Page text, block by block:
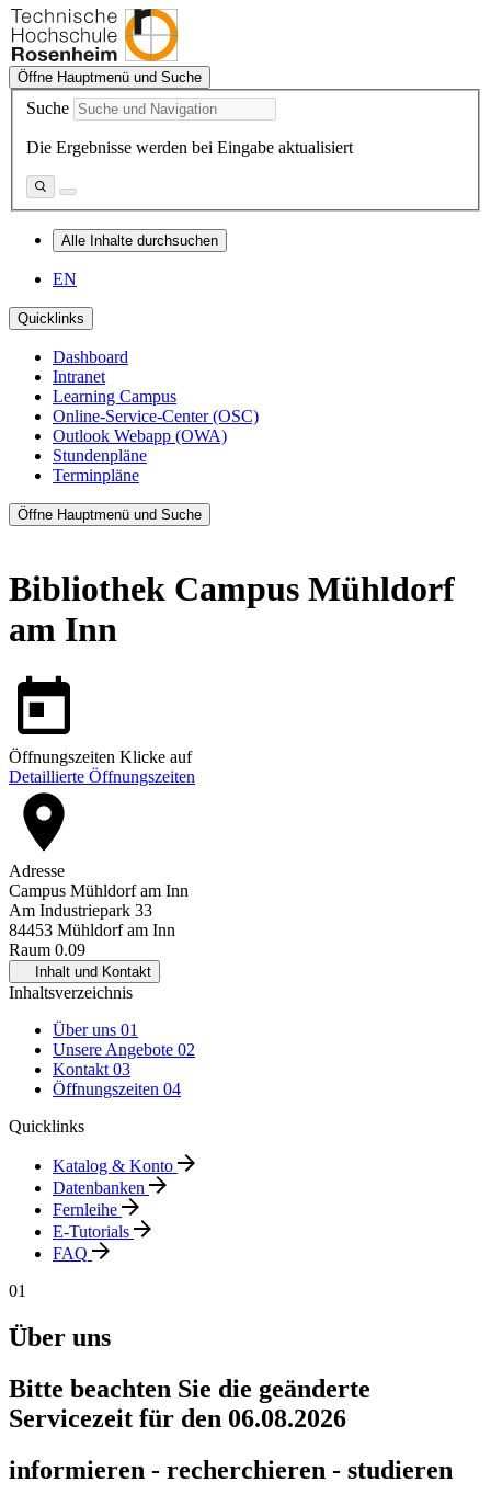
Öffne Hauptmenü und Suche
Suche
Die Ergebnisse werden bei Eingabe aktualisiert
Alle Inhalte durchsuchen
EN
Quicklinks
Dashboard
Intranet
Learning Campus
Online-Service-Center (OSC)
Outlook Webapp (OWA)
Stundenpläne
Terminpläne
Öffne Hauptmenü und Suche
Bibliothek Campus Mühldorf
am Inn
Öffnungszeiten Klicke auf
Detaillierte Öffnungszeiten
Adresse
Campus Mühldorf am Inn
Am Industriepark 33
84453 Mühldorf am Inn
Raum 0.09
Inhalt und Kontakt
Inhaltsverzeichnis
Über uns 01
Unsere Angebote 02
Kontakt03
Öffnungszeiten 04
Quicklinks
Katalog & Konto
Datenbanken
Fernleihe
E-Tutorials
FAQ
01
Über uns
Bitte beachten Sie die geänderte
Servicezeit für den 06.08.2026
informieren - recherchieren - studieren